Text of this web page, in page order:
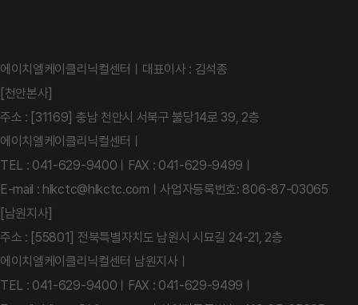
에이치엘케이클리닉컬센터
대표이사 : 김석종
[천안본사]
주소 : [31169] 충남 천안시 서북구 불당14로 39, 2층
에이치엘케이클리닉컬센터
TEL : 041-629-9400
FAX : 041-629-9499
E-mail : hlkctc@hlkctc.com
사업자등록번호: 806-87-03065
[남원지사]
주소 : [55801] 전북특별자치도 남원시 시묘길 24-21, 2층
에이치엘케이클리닉컬센터 남원지사
TEL : 041-629-9400
FAX : 041-629-9499